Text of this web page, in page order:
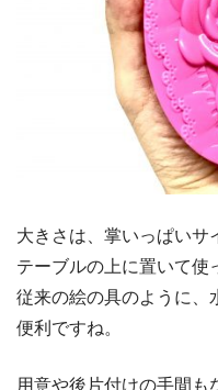
大きさは、掌いっぱいサ
テーブルの上に置いて使
従来の絵の具のように、
便利ですね。
用意や後片付けの手間も